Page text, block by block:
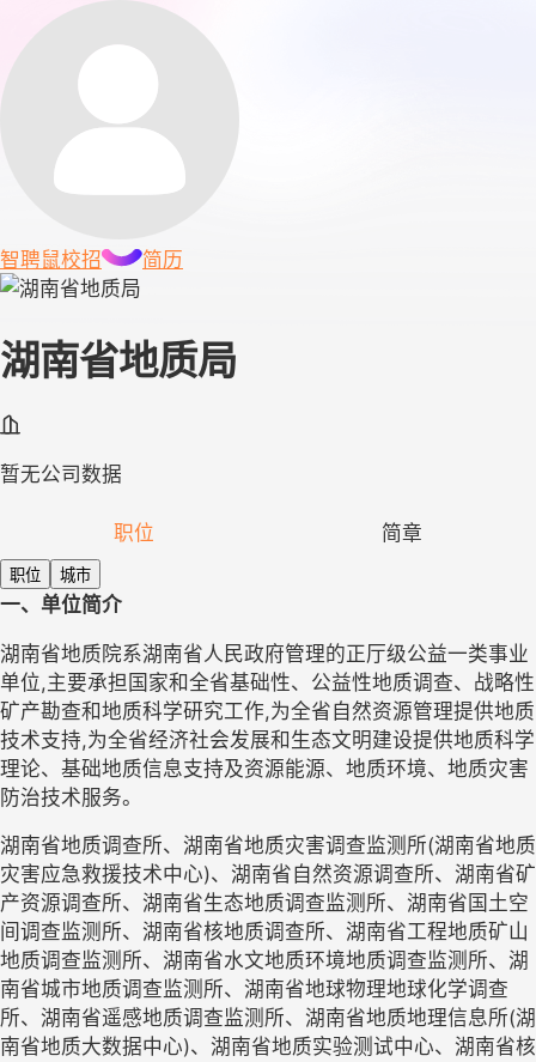
智聘鼠校招 简历
湖南省地质局
暂无公司数据
职位 简章
职位 城市
一、单位简介
湖南省地质院系湖南省人民政府管理的正厅级公益一类事业
单位,主要承担国家和全省基础性、公益性地质调查、战略性
矿产勘查和地质科学研究工作,为全省自然资源管理提供地质
技术支持,为全省经济社会发展和生态文明建设提供地质科学
理论、基础地质信息支持及资源能源、地质环境、地质灾害
防治技术服务。
湖南省地质调查所、湖南省地质灾害调查监测所(湖南省地质
灾害应急救援技术中心)、湖南省自然资源调查所、 湖南省矿
产资源调查所、 湖南省生态地质调查监测所、湖南省国土空
间调查监测所、湖南省核地质调查所、湖南省工程地质矿山
地质调查监测所、湖南省水文地质环境地质调查监测所、湖
南省城市地质调查监测所、湖南省地球物理地球化学调查
所、湖南省遥感地质调查监测所、湖南省地质地理信息所(湖
南省地质大数据中心)、湖南省地质实验测试中心、湖南省核